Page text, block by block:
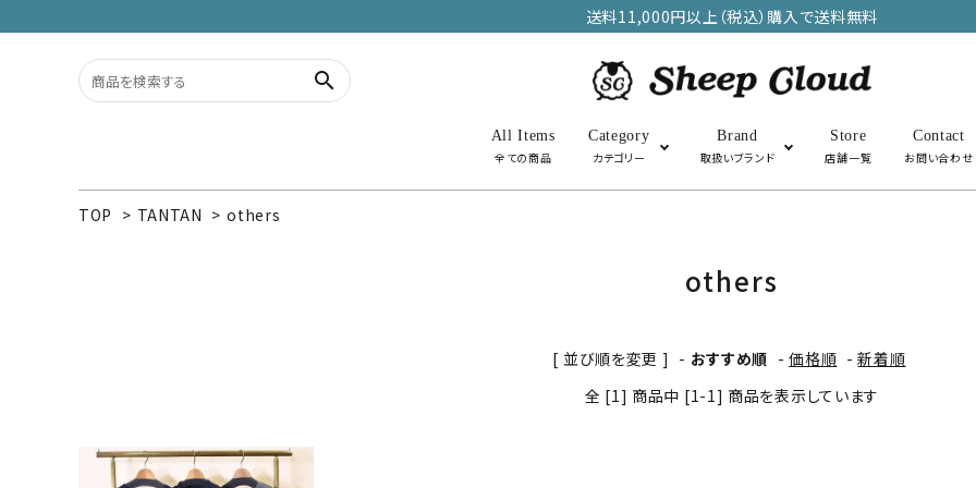
送料11,000円以上（税込）購入で送料無料
search
All Items
全ての商品
Category
カテゴリー
その他・雑貨
Brand
取扱いブランド
Store
店舗一覧
Contact
お問い合わせ
ACCOUNT MENU
カテゴリーから探す
TOP > TANTAN > others
others
[ 並び順を変更 ] - おすすめ順 -価格順 -新着順
全 [1] 商品中 [1-1] 商品を表示しています